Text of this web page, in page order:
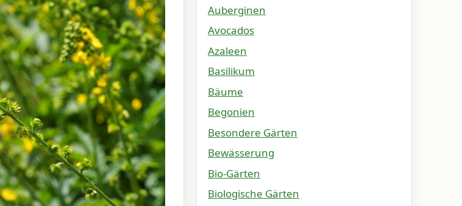
Auberginen
Avocados
Azaleen
Basilikum
Bäume
Begonien
Besondere Gärten
Bewässerung
Bio-Gärten
Biologische Gärten